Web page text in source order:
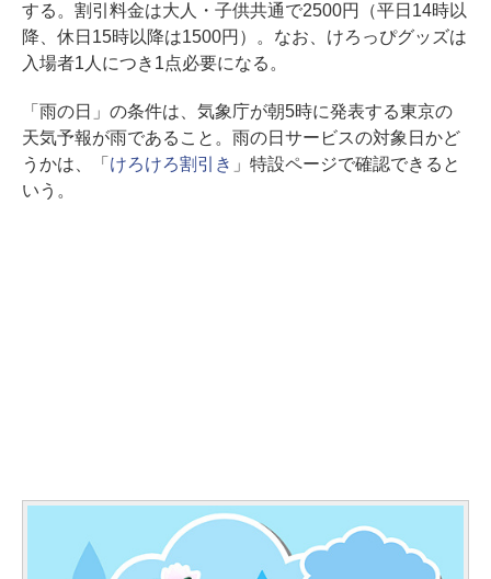
する。割引料金は大人・子供共通で2500円（平日14時以
降、休日15時以降は1500円）。なお、けろっぴグッズは
入場者1人につき1点必要になる。
「雨の日」の条件は、気象庁が朝5時に発表する東京の
天気予報が雨であること。雨の日サービスの対象日かど
うかは、「 けろけろ割引き 」特設ページで確認できると
いう。